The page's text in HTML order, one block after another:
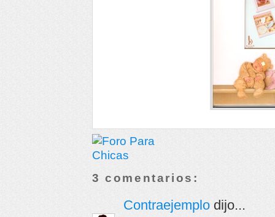
3 comentarios:
Contraejemplo dijo...